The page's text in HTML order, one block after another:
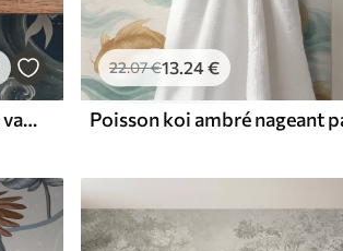
Des carpes koï nageant parmi les vagues spectaculaires de l'océan
22.07€13.24€